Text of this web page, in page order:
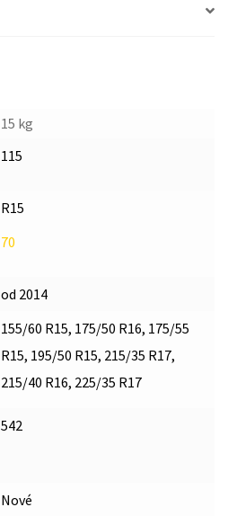
15 kg
115
R15
70
od 2014
155/60 R15, 175/50 R16, 175/55
R15, 195/50 R15, 215/35 R17,
215/40 R16, 225/35 R17
542
Nové